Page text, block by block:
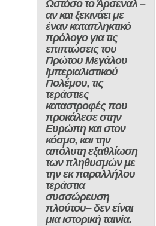
Ωστόσο τοΆρσεναλ –
αν και ξεκινάει με
έναν καταπληκτικό
πρόλογο για τις
επιπτώσεις του
Πρώτου Μεγάλου
Ιμπεριαλιστικού
Πολέμου, τις
τεράστιες
καταστροφές που
προκάλεσε στην
Ευρώπη και στον
κόσμο, και την
απόλυτη εξαθλίωση
των πληθυσμών με
την εκ παραλλήλου
τεράστια
συσσώρευση
πλούτου–δεν είναι
μια ιστορική ταινία.